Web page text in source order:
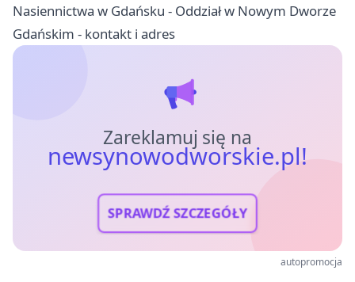
Nasiennictwa w Gdańsku - Oddział w Nowym Dworze
Gdańskim - kontakt i adres
Zareklamuj się na
newsynowodworskie.pl!
SPRAWDŹ SZCZEGÓŁY
autopromocja